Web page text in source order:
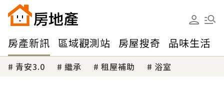
房產新訊 區域觀測站 房屋搜奇 品味生活
青安3.0 繼承 租屋補助 浴室